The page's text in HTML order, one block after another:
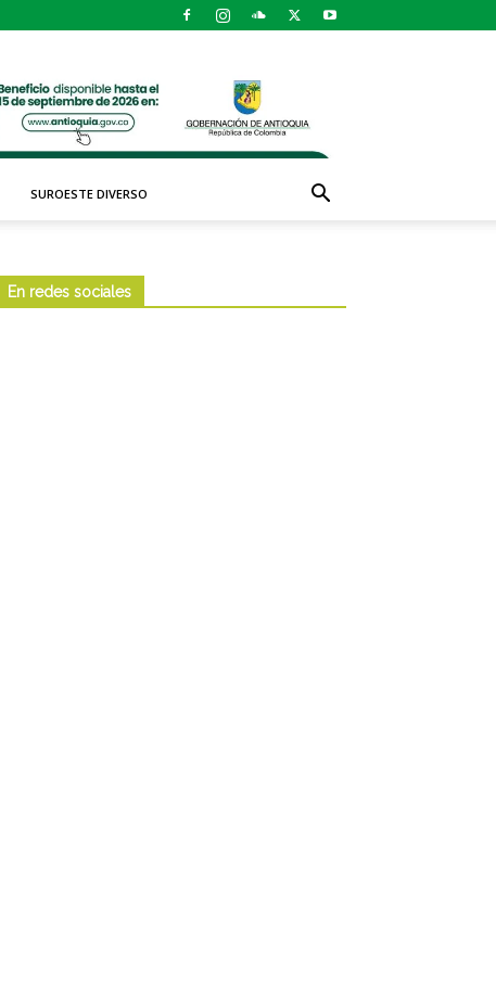
SUROESTE DIVERSO
En redes sociales